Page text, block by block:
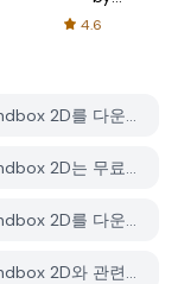
AFTVnews
4.6
PGYER APK HUB에서 Monster Ragdoll Sandbox 2D를 다운로드하는 방법은 무엇인가요?
PGYER APK HUB에서 Monster Ragdoll Sandbox 2D는 무료로 다운로드할 수 있나요?
PGYER APK HUB에서 Monster Ragdoll Sandbox 2D를 다운로드하려면 계정이 필요한가요?
PGYER APK HUB에서 Monster Ragdoll Sandbox 2D와 관련된 문제를 신고하는 방법은 무엇인가요?